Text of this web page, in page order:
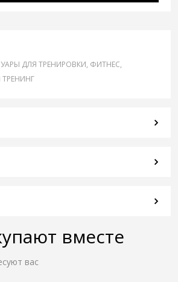
ДЛЯ ТРЕНИРОВКИ, ФИТНЕС,
вместе
вас